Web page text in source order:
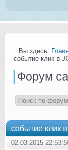
Вы здесь:
событие клик в
Форум
событие клик
02.03.2015